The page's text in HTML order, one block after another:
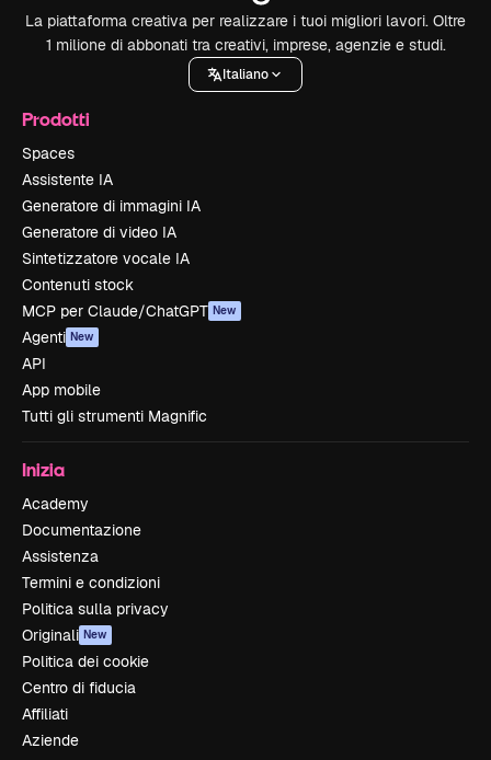
La piattaforma creativa per realizzare i tuoi migliori lavori. Oltre
1 milione di abbonati tra creativi, imprese, agenzie e studi.
Italiano
Prodotti
Spaces
Assistente IA
Generatore di immagini IA
Generatore di video IA
Sintetizzatore vocale IA
Contenuti stock
MCP per Claude/ChatGPT New
Agenti New
API
App mobile
Tutti gli strumenti Magnific
Inizia
Academy
Documentazione
Assistenza
Termini e condizioni
Politica sulla privacy
Originali New
Politica dei cookie
Centro di fiducia
Affiliati
Aziende